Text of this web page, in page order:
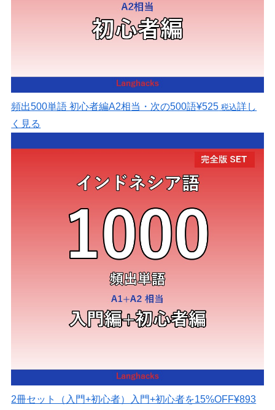
頻出500単語 初心者編A2相当・次の500語¥525 税込詳し
く見る
2冊セット（入門+初心者） 入門+初心者を15%OFF¥893